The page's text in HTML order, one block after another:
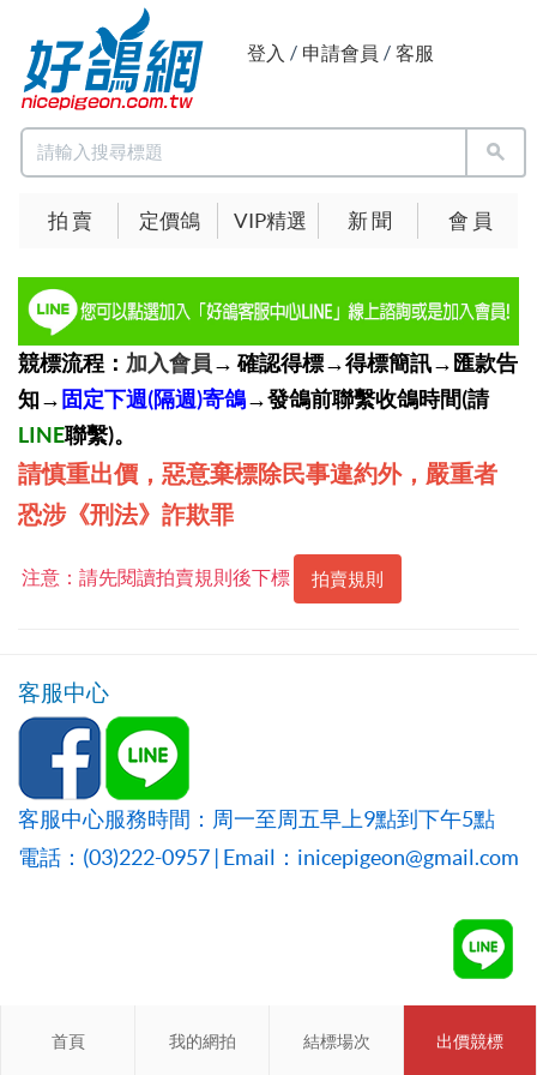
登入 / 申請會員 / 客服
拍 賣 定價鴿 VIP精選 新 聞 會 員
競標流程： 加入會員→ 確認得標→得標簡訊→匯款告
知→ 固定下週(隔週)寄鴿→發鴿前聯繫收鴿時間(請
LINE聯繫)。
請慎重出價，惡意棄標除民事違約外，嚴重者
恐涉《刑法》詐欺罪
注意：請先閱讀拍賣規則後下標 拍賣規則
首頁 我的網拍 結標場次 出價競標
客服中心
客服中心服務時間：周一至周五早上9點到下午5點
電話：(03)222-0957 | Email：inicepigeon@gmail.com
首頁 我的網拍 結標場次 會員登入